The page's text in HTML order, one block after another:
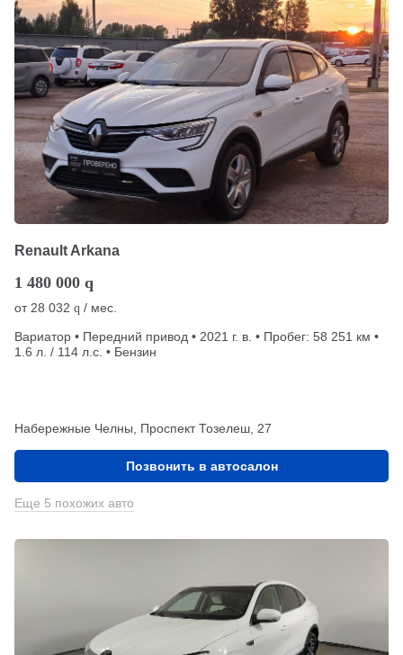
Renault Arkana
1 480 000 q
от 28 032 q / мес.
Вариатор • Передний привод • 2021 г. в. • Пробег: 58 251 км •
1.6 л. / 114 л.с. • Бензин
Набережные Челны, Проспект Тозелеш, 27
Позвонить в автосалон
Еще 5 похожих авто